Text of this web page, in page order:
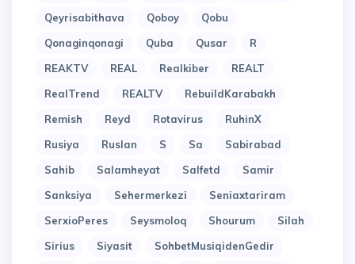
Qeyrisabithava Qoboy
Qobu
Qonaginqonagi
Quba Qusar
R
REAKTV
REAL Realkiber
REALT
RealTrend
REALTV
RebuildKarabakh
Remish
Reyd Rotavirus
RuhinX
Rusiya
Ruslan S Sa
Sabirabad
Sahib
Salamheyat Salfetd
Samir
Sanksiya
Sehermerkezi
Seniaxtariram
SerxioPeres
Seysmoloq Shourum
Silah
Sirius
Siyasit
SohbetMusiqidenGedir